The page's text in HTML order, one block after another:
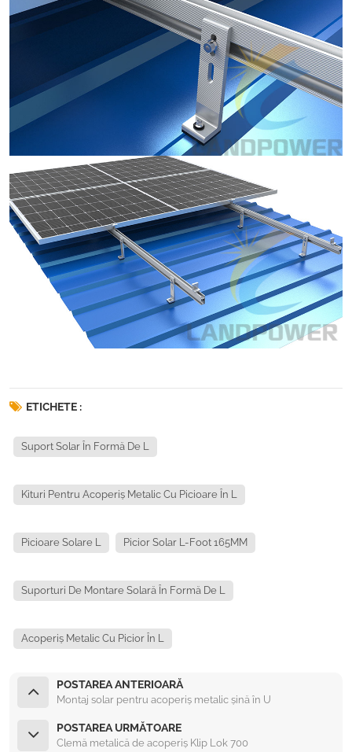
ETICHETE :
Suport Solar În Formă De L
Kituri Pentru Acoperiș Metalic Cu Picioare În L
Picioare Solare L Picior Solar L-Foot 165MM
Suporturi De Montare Solară În Formă De L
Acoperiș Metalic Cu Picior În L
POSTAREA ANTERIOARĂ
Montaj solar pentru acoperiș metalic șină în U
POSTAREA URMĂTOARE
Clemă metalică de acoperiș Klip Lok 700